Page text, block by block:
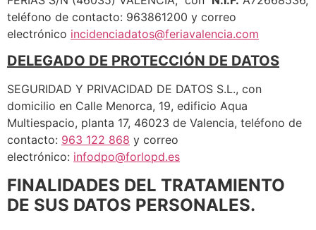
teléfono de contacto: 963861200 y correo
electrónico incidenciadatos@feriavalencia.com
DELEGADO DE PROTECCIÓN DE DATOS
SEGURIDAD Y PRIVACIDAD DE DATOS S.L., con
domicilio en Calle Menorca, 19, edificio Aqua
Multiespacio, planta 17, 46023 de Valencia, teléfono de
contacto: 963 122 868 y correo
electrónico: infodpo@forlopd.es
FINALIDADES DEL TRATAMIENTO
DE SUS DATOS PERSONALES.